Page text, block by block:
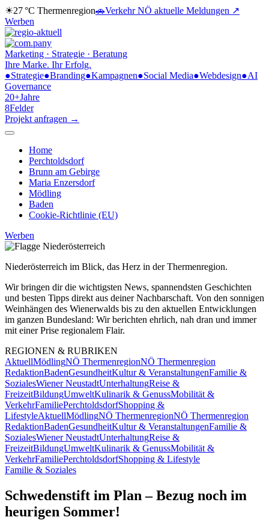
☀27 °C Thermenregion🚗Verkehr NÖ aktuelle Meldungen ↗
Werben
Marketing · Strategie · Beratung
Ihre Marke. Ihr Erfolg.
●Strategie●Branding●Kampagnen●Social Media●Webdesign●AI
Governance
20+Jahre
8Felder
Projekt anfragen →
Home
Perchtoldsdorf
Brunn am Gebirge
Maria Enzersdorf
Mödling
Baden
Cookie-Richtlinie (EU)
Werben
Niederösterreich im Blick, das Herz in der Thermenregion.
Wir bringen dir die wichtigsten News, spannendsten Geschichten
und besten Tipps direkt aus deiner Nachbarschaft. Von den sonnigen
Weinhängen des Wienerwalds bis zu den aktuellen Entwicklungen
im ganzen Bundesland: Wir berichten ehrlich, nah dran und immer
mit einer Prise regionalem Flair.
REGIONEN & RUBRIKEN
AktuellMödlingNÖ ThermenregionNÖ Thermenregion
RedaktionBadenGesundheitKultur & VeranstaltungenFamilie &
SozialesWiener NeustadtUnterhaltungReise &
FreizeitBildungUmweltKulinarik & GenussMobilität &
VerkehrFamiliePerchtoldsdorfShopping &
LifestyleAktuellMödlingNÖ ThermenregionNÖ Thermenregion
RedaktionBadenGesundheitKultur & VeranstaltungenFamilie &
SozialesWiener NeustadtUnterhaltungReise &
FreizeitBildungUmweltKulinarik & GenussMobilität &
VerkehrFamiliePerchtoldsdorfShopping & Lifestyle
Familie & Soziales
Schwedenstift im Plan – Bezug noch im
heurigen Sommer!